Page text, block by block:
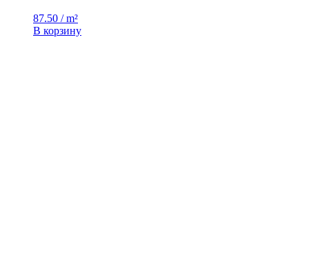
87.50 / m²
В корзину